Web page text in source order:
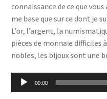
connaissance de ce que
me base que sur ce dont je
L’or, l’argent, la
pièces de monnaie difficiles
nobles, les bijoux sont une
Lecteur
audio
00:00